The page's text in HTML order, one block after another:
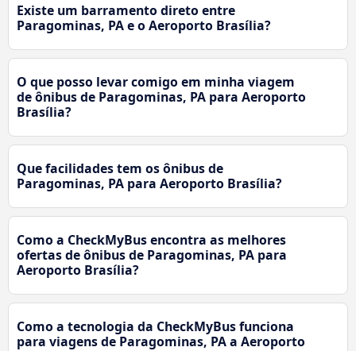
Existe um barramento direto entre
Paragominas, PA e o Aeroporto Brasília?
O que posso levar comigo em minha viagem
de ônibus de Paragominas, PA para Aeroporto
Brasília?
Que facilidades tem os ônibus de
Paragominas, PA para Aeroporto Brasília?
Como a CheckMyBus encontra as melhores
ofertas de ônibus de Paragominas, PA para
Aeroporto Brasília?
Como a tecnologia da CheckMyBus funciona
para viagens de Paragominas, PA a Aeroporto